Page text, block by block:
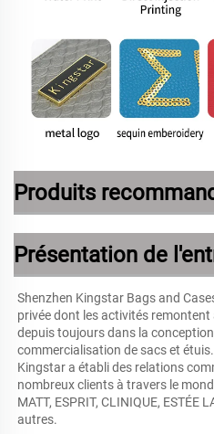
Produits
Présentation de
Shenzhen Kingstar Bags and
privée dont les activités remontent
depuis toujours dans la
commercialisation de sacs et
Kingstar a établi des relations
nombreux clients à travers le
MATT, ESPRIT, CLINIQUE, ESTÉE
autres.